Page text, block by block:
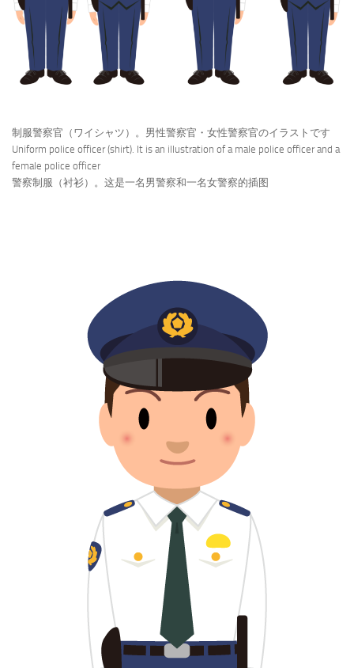
制服警察官（ワイシャツ）。男性警察官・女性警察官のイラストです
Uniform police officer (shirt). It is an illustration of a male police officer and a
female police officer
警察制服（衬衫）。这是一名男警察和一名女警察的插图